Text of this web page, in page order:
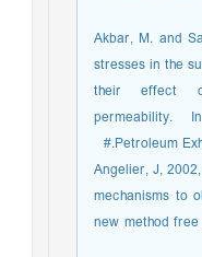
[9]- Akbar, M.
stresses in the
their effect
permeability.
Petroleum
[10]- Angelier, J,
mechanisms to
new method